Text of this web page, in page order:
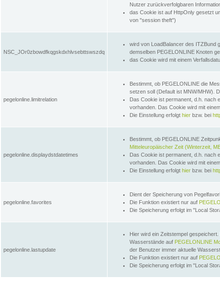
Nutzer zurückverfolgbaren
das Cookie ist auf HttpOnly gesetzt
von "session theft")
NSC_JOr0zbowdfkqgskdxhlvsebttswszdq
wird von LoadBalancer des ITZBund
demselben PEGELONLINE Knoten
das Cookie wird mit einem
pegelonline.limitrelation
Bestimmt, ob PEGELONLINE die
setzen soll (Default ist MNW/MHW).
Das Cookie ist permanent, d.h. nach
vorhanden. Das Cookie wird mit
Die Einstellung erfolgt hier bzw. bei
pegelonline.displaydstdatetimes
Bestimmt, ob PEGELONLINE
Mitteleuropäischer Zeit (Winterzeit,
Das Cookie ist permanent, d.h. nach
vorhanden. Das Cookie wird mit
Die Einstellung erfolgt hier bzw. bei
pegelonline.favorites
Dient der Speicherung von
Die Funktion existiert nur auf
Die Speicherung erfolgt im "Local
pegelonline.lastupdate
Hier wird ein Zeitstempel
Wasserstände auf PEGELONLINE
der Benutzer immer aktuelle
Die Funktion existiert nur auf
Die Speicherung erfolgt im "Local